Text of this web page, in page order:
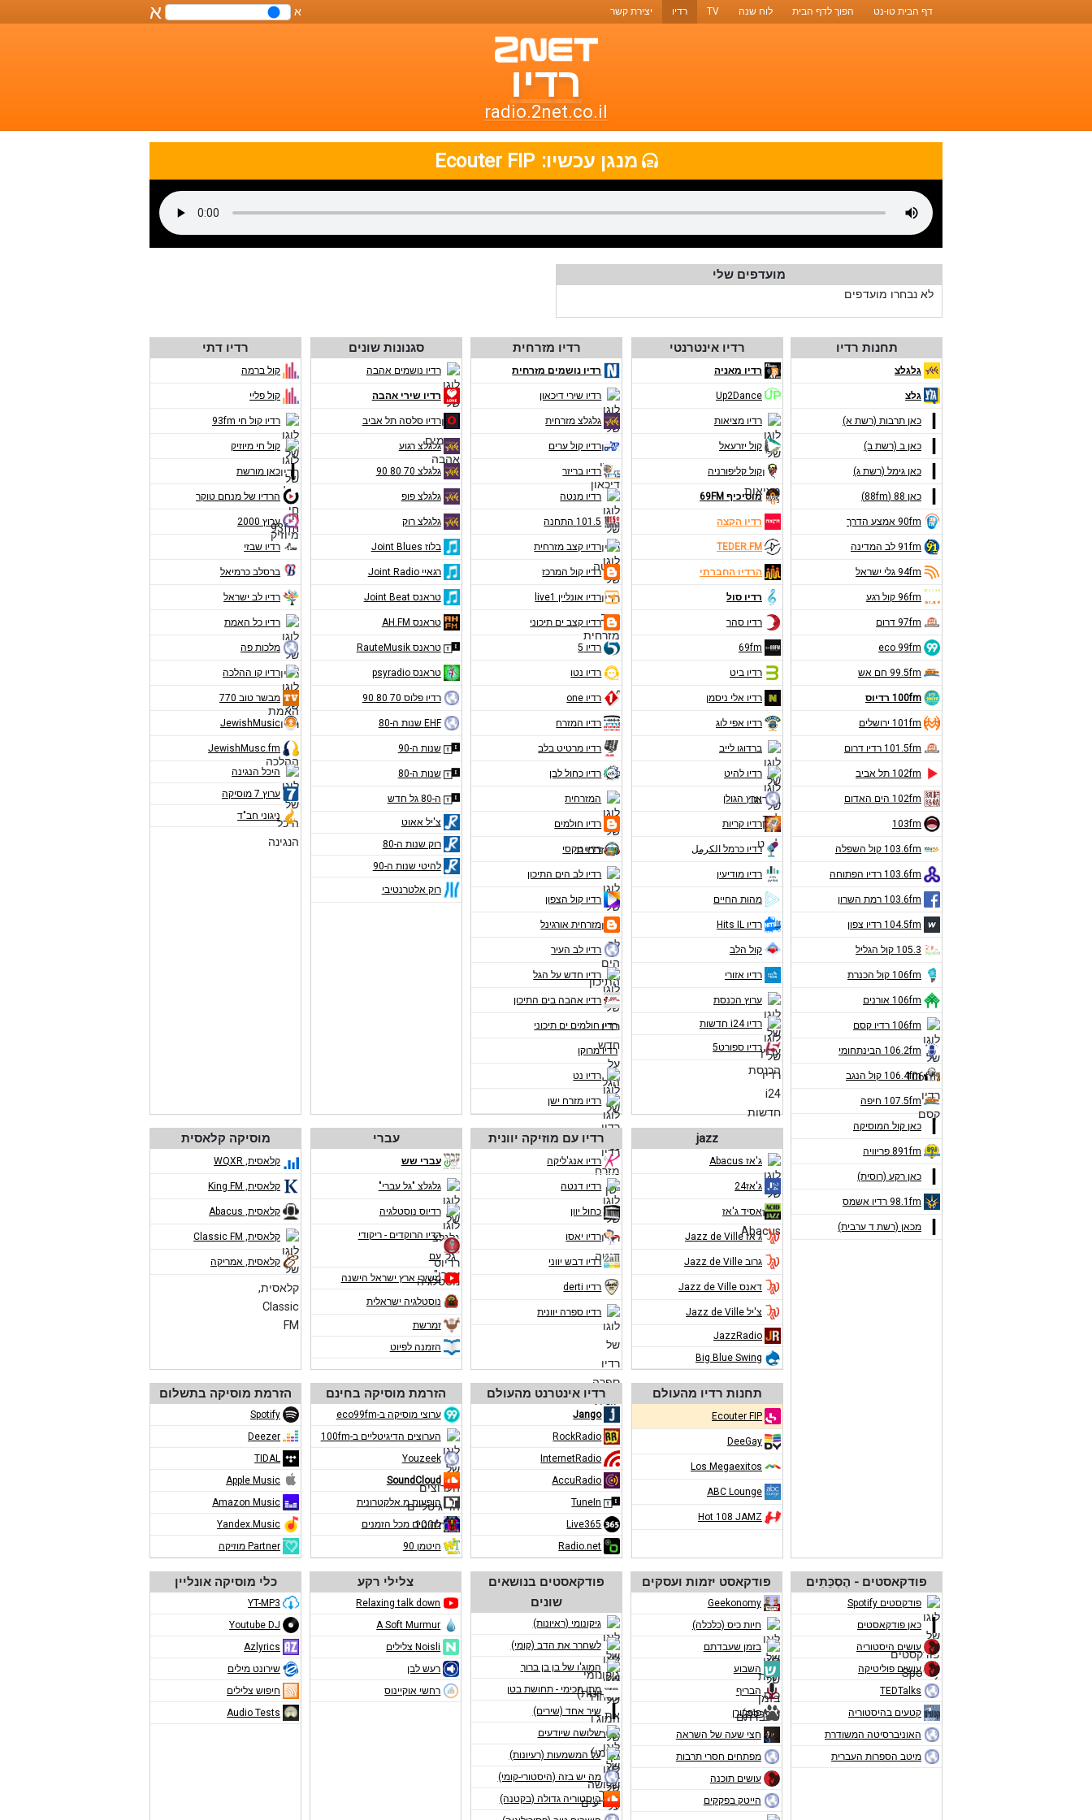
דף הבית טו-נט הפוך לדף הבית לוח שנה TV רדיו יצירת קשר
שליטה
א א
רדיו
טו-נט
רדיו
radio.2net.co.il
תחנות
רדיו
ואתרי
מוזיקה
מנגן עכשיו: Ecouter FIP
מועדפים שלי
לא נבחרו מועדפים
תחנות רדיו
גלגלצ
גלצ
כאן תרבות (רשת א)
כאן ב (רשת ב)
כאן גימל (רשת ג)
כאן 88 (88fm)
90fm אמצע הדרך
91fm לב המדינה
94fm גלי ישראל
96fm קול רגע
97fm דרום
eco 99fm
99.5fm חם אש
100fm רדיוס
101fm ירושלים
101.5fm רדיו דרום
102fm תל אביב
102fm הים האדום
103fm
103.6fm קול השפלה
103.6fm רדיו הפתוחה
103.6fm רמת השרון
104.5fm רדיו צפון
105.3 קול הגליל
106fm קול הכנרת
106fm אורנים
106fm רדיו קסם
106.2fm הבינתחומי
106.4fm קול הנגב
107.5fm חיפה
כאן קול המוסיקה
891fm פריוויה
כאן רקע (רוסית)
98.1fm רדיו אשמס
מכאן (רשת ד ערבית)
רדיו אינטרנטי
רדיו מאניה
Up2Dance
רדיו מציאות
קול יזרעאל
קול קליפורניה
מוסיכיף 69FM
רדיו הקצה
TEDER.FM
הרדיו החברתי
רדיו סול
רדיו סהר
69fm
רדיו ביט
רדיו אלי ניסמן
רדיו אפי לוג
ברדוגו לייב
רדיו להיט
ארץ הגולן
רדיו קריות
רדיו כרמל الكرمل
רדיו מודיעין
מהות החיים
רדיו Hits IL
קול הלב
רדיו אזורי
ערוץ הכנסת
רדיו i24 חדשות
רדיו ספורט5
רדיו מזרחית
רדיו נושמים מזרחית
רדיו שירי דיכאון
גלגלצ מזרחית
רדיו קול ערים
רדיו בריזר
רדיו מנטה
101.5 התחנה
רדיו קצב מזרחית
רדיו קול המרכז
רדיו אונליין live1
רדיו קצב ים תיכוני
רדיו 5
רדיו נטו
רדיו one
רדיו המזרח
רדיו מרטיט בלב
רדיו כחול לבן
המזרחית
רדיו חולמים
רדיו טקסי
רדיו לב הים התיכון
רדיו קול הצפון
מזרחית אורגינל
רדיו לב העיר
רדיו חדש על הגל
רדיו אהבה בים התיכון
רדיו חולמים ים תיכוני
רדיו מרוקו
רדיו נט
רדיו מזרח ישן
סגנונות שונים
רדיו נושמים אהבה
רדיו שירי אהבה
רדיו סלסה תל אביב
גלגלצ רגוע
גלגלצ 70 80 90
גלגלצ פופ
גלגלצ רוק
בלוז Joint Blues
רגאיי Joint Radio
טראנס Joint Beat
טראנס AH.FM
טראנס RauteMusik
טראנס psyradio
רדיו פלוס 70 80 90
EHF שנות ה-80
שנות ה-90
שנות ה-80
ה-80 גל חדש
צ'יל אאוט
רוק שנות ה-80
להיטי שנות ה-90
רוק אלטרנטיבי
רדיו דתי
קול ברמה
קול פליי
רדיו קול חי 93fm
קול חי מיוזיק
כאן מורשת
הרדיו של מנחם טוקר
ערוץ 2000
רדיו שבזי
ברסלב כרמיאל
רדיו לב ישראל
רדיו כל האמת
מלכות פה
רדיו קו ההלכה
מבשר טוב 770
JewishMusic
JewishMusc.fm
היכל הנגינה
ערוץ 7 מוסיקה
ניגוני חב"ד
jazz
ג'אז Abacus
ג'אז24
אסיד ג'אז
ג'אז Jazz de Ville
גרוב Jazz de Ville
דאנס Jazz de Ville
צ'יל Jazz de Ville
JazzRadio
Big Blue Swing
רדיו עם מוזיקה יוונית
רדיו אנג'ליקה
רדיו דנטה
כחול יוון
רדיו יאסו
רדיו דבש יווני
רדיו derti
רדיו ספרה יוונית
עברי
עברי שש
גלגלצ "גל עברי"
רדיוס נוסטלגיה
רדיו הרוקדים - ריקודי
עם
משירי ארץ ישראל הישנה
נוסטלגיה ישראלית
זמרשת
הזמנה לפיוט
מוסיקה קלאסית
קלאסית, WQXR
קלאסית, King FM
קלאסית, Abacus
קלאסית, Classic FM
קלאסית, אמריקה
תחנות רדיו מהעולם
Ecouter FIP
DeeGay
Los Megaexitos
ABC Lounge
Hot 108 JAMZ
רדיו אינטרנט מהעולם
Jango
RockRadio
InternetRadio
AccuRadio
TuneIn
Live365
Radio.net
הזרמת מוסיקה בחינם
ערוצי מוסיקה ב-eco99fm
הערוצים הדיגיטליים ב-100fm
Youzeek
SoundCloud
הופעות מ.אלקטרונית
להיטים מכל הזמנים
היטמן 90
הזרמת מוסיקה בתשלום
Spotify
Deezer
TIDAL
Apple Music
Amazon Music
Yandex.Music
Partner מוזיקה
פודקאסטים - הֶסְכֵּתִים
פודקסטים Spotify
כאן פודקאסטים
עושים היסטוריה
עושים פוליטיקה
TEDTalks
קטעים בהיסטוריה
האוניברסיטה המשודרת
מיטב הספרות העברית
פודקאסט יזמות ועסקים
Geekonomy
חיות כיס (כלכלה)
בזמן שעבדתם
השבוע
הבריף
פופקורן
חצי שעה של השראה
מפתחים חסרי תרבות
עושים תוכנה
הייטק בפקקים
פודקאסטים בנושאים
שונים
גיקונומי (ראיונות)
לשחרר את הדב (קומי)
המוג'ו של בן בן ברוך
מתן חכימי - תחושת בטן
שיר אחד (שירים)
שלושה שיודעים
על המשמעות (רעיונות)
מה יש בזה (היסטורי-קומי)
היסטוריה גדולה (בקטנה)
צלילי רקע
Relaxing talk down
A Soft Murmur
Noisli צלילים
רעש לבן
רחשי אוקיינוס
כלי מוסיקה אונליין
YT-MP3
Youtube DJ
Azlyrics
שירונט מילים
חיפוש צלילים
Audio Tests